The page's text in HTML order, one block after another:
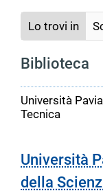
Lo trovi in
Biblioteca
Università
Tecnica
Università
della